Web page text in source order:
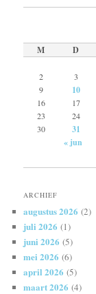
M D
2 3
9
10
16
17
23
24
30
31
« jun
ARCHIEF
augustus 2026 (2)
juli 2026 (1)
juni 2026 (5)
mei 2026 (6)
april 2026 (5)
maart 2026 (4)